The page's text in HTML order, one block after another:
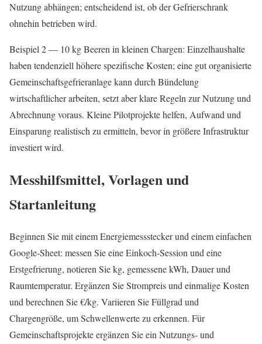
Nutzung abhängen; entscheidend ist, ob der Gefrierschrank
ohnehin betrieben wird.
Beispiel 2 — 10 kg Beeren in kleinen Chargen: Einzelhaushalte
haben tendenziell höhere spezifische Kosten; eine gut organisierte
Gemeinschaftsgefrieranlage kann durch Bündelung
wirtschaftlicher arbeiten, setzt aber klare Regeln zur Nutzung und
Abrechnung voraus. Kleine Pilotprojekte helfen, Aufwand und
Einsparung realistisch zu ermitteln, bevor in größere Infrastruktur
investiert wird.
Messhilfsmittel, Vorlagen und
Startanleitung
Beginnen Sie mit einem Energiemessstecker und einem einfachen
Google‑Sheet: messen Sie eine Einkoch‑Session und eine
Erstgefrierung, notieren Sie kg, gemessene kWh, Dauer und
Raumtemperatur. Ergänzen Sie Strompreis und einmalige Kosten
und berechnen Sie €/kg. Variieren Sie Füllgrad und
Chargengröße, um Schwellenwerte zu erkennen. Für
Gemeinschaftsprojekte ergänzen Sie ein Nutzungs‑ und